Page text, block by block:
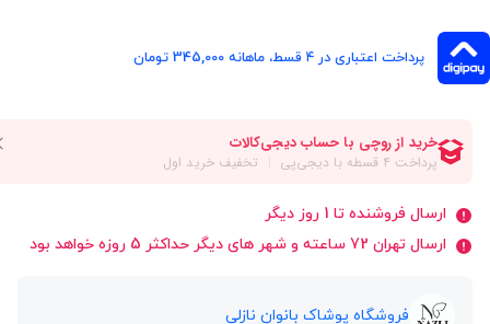
پرداخت اعتباری در ۴ قسط، ماهانه 345,000 تومان
ارسال فروشنده تا 1 روز دیگر
ارسال تهران 72 ساعته و شهر های دیگر حداکثر 5 روزه خواهد بود
فروشگاه پوشاک بانوان نازلی